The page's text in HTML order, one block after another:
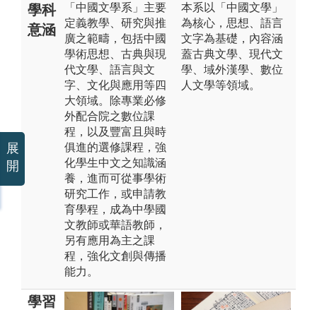
學科
意涵
「中國文學系」主要
定義教學、研究與推
廣之範疇，包括中國
學術思想、古典與現
代文學、語言與文
字、文化與應用等四
大領域。除專業必修
外配合院之數位課
程，以及豐富且與時
俱進的選修課程，強
化學生中文之知識涵
養，進而可從事學術
研究工作，或申請教
育學程，成為中學國
文教師或華語教師，
另有應用為主之課
程，強化文創與傳播
能力。
本系以「中國文學」
為核心，思想、語言
文字為基礎，內容涵
蓋古典文學、現代文
學、域外漢學、數位
人文學等領域。
學習
展
開